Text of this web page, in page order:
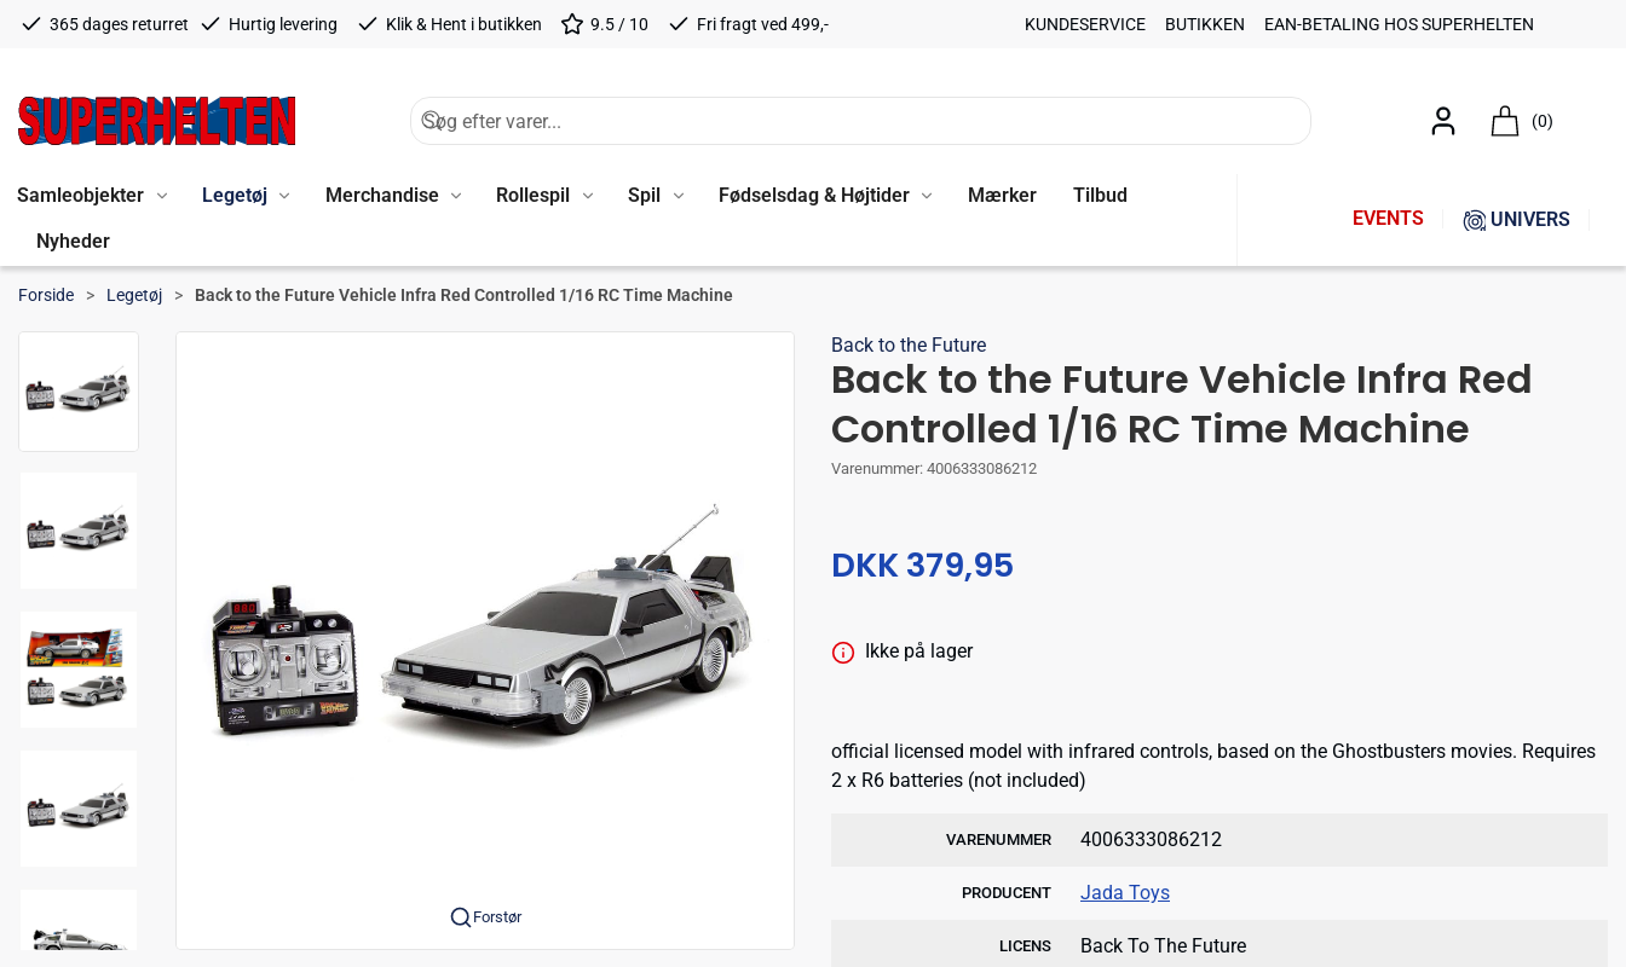
365 dages returret Hurtig levering Klik & Hent i butikken 9.5 / 10 Fri fragt ved 499,- KUNDESERVICE BUTIKKEN EAN-BETALING HOS SUPERHELTEN
(0)
Samleobjekter Legetøj Merchandise Rollespil Spil Fødselsdag & Højtider Mærker
Tilbud
Nyheder
EVENTS UNIVERS
Forside Legetøj Back to the Future Vehicle Infra Red Controlled 1/16 RC Time Machine
Forstør
Back to the Future
Back to the Future Vehicle Infra Red
Controlled 1/16 RC Time Machine
Varenummer: 4006333086212
DKK 379,95
Ikke på lager
official licensed model with infrared controls, based on the Ghostbusters movies. Requires
2 x R6 batteries (not included)
VARENUMMER 4006333086212
PRODUCENT Jada Toys
LICENS Back To The Future